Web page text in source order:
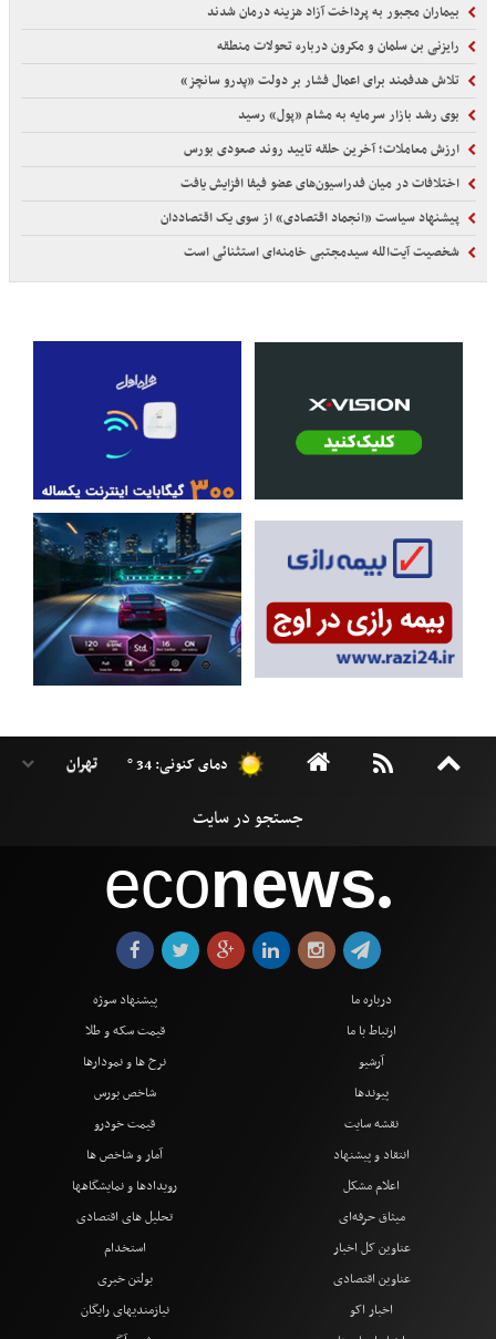
بیماران مجبور به پرداخت آزاد هزینه درمان شدند
رایزنی بن سلمان و مکرون درباره تحولات منطقه
تلاش هدفمند برای اعمال فشار بر دولت «پدرو سانچز»
بوی رشد بازار سرمایه به مشام «پول» رسید
ارزش معاملات؛ آخرین حلقه تایید روند صعودی بورس
اختلافات در میان فدراسیون‌های عضو فیفا افزایش یافت
پیشنهاد سیاست «انجماد اقتصادی» از سوی یک اقتصاددان
شخصیت آیت‌الله سیدمجتبی خامنه‌ای استثنائی است
دمای کنونی: 34 °
econews●
درباره ما
ارتباط با ما
آرشیو
پیوندها
نقشه سایت
انتقاد و پیشنهاد
اعلام مشکل
میثاق حرفه‌ای
پیشنهاد سوژه
قیمت سکه و طلا
نرخ ها و نمودارها
شاخص بورس
قیمت خودرو
آمار و شاخص ها
رویدادها و نمایشگاهها
تحلیل های اقتصادی
عناوین کل اخبار
عناوین اقتصادی
اخبار اکو
استخدام
بولتن خبری
نیازمندیهای رایگان